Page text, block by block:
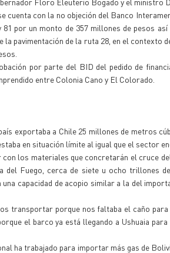
cuenta con la no objeción del Banco
por un monto de 357 millones de pesos
la pavimentación de la ruta 28, en el contexto
por parte del BID del pedido de
entre Colonia Cano y El Colorado.
exportaba a Chile 25 millones de metros
en situación límite al igual que el sector
los materiales que concretarán el cruce
Fuego, cerca de siete u ocho trillones
capacidad de acopio similar a la del
transportar porque nos faltaba el caño
el barco ya está llegando a Ushuaia
ha trabajado para importar más gas de